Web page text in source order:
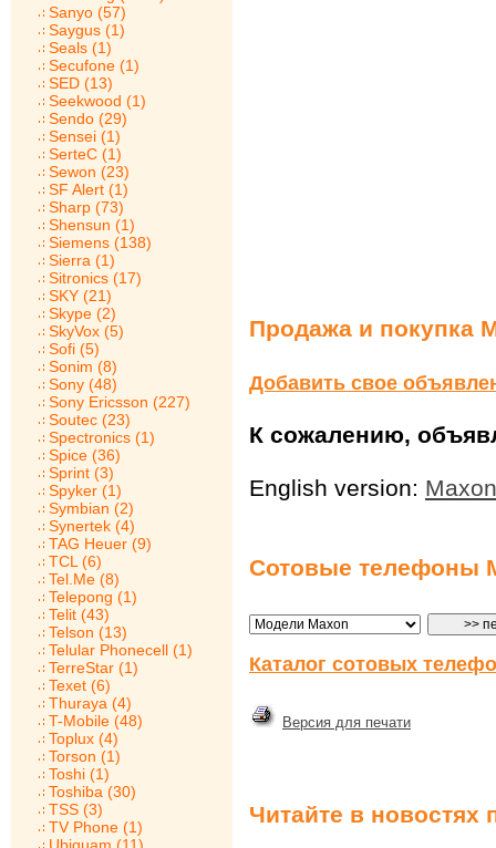
Sanyo (57)
Saygus (1)
Seals (1)
Secufone (1)
SED (13)
Seekwood (1)
Sendo (29)
Sensei (1)
SerteC (1)
Sewon (23)
SF Alert (1)
Sharp (73)
Shensun (1)
Siemens (138)
Sierra (1)
Sitronics (17)
SKY (21)
Skype (2)
SkyVox (5)
Sofi (5)
Sonim (8)
Sony (48)
Sony Ericsson (227)
Soutec (23)
Spectronics (1)
Spice (36)
Sprint (3)
Spyker (1)
Symbian (2)
Synertek (4)
TAG Heuer (9)
TCL (6)
Tel.Me (8)
Telepong (1)
Telit (43)
Telson (13)
Telular Phonecell (1)
TerreStar (1)
Texet (6)
Thuraya (4)
T-Mobile (48)
Toplux (4)
Torson (1)
Toshi (1)
Toshiba (30)
TSS (3)
TV Phone (1)
Продажа и покупка
Добавить свое
К сожалению,
English version:
Сотовые телефоны
Каталог сотовых
Версия для печати
Читайте в новостях